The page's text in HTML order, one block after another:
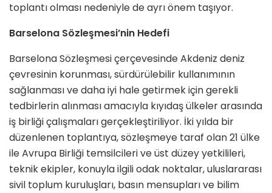
toplantı olması nedeniyle de ayrı önem taşıyor.
Barselona Sözleşmesi’nin Hedefi
Barselona Sözleşmesi çerçevesinde Akdeniz deniz
çevresinin korunması, sürdürülebilir kullanımının
sağlanması ve daha iyi hale getirmek için gerekli
tedbirlerin alınması amacıyla kıyıdaş ülkeler arasında
iş birliği çalışmaları gerçekleştiriliyor. İki yılda bir
düzenlenen toplantıya, sözleşmeye taraf olan 21 ülke
ile Avrupa Birliği temsilcileri ve üst düzey yetkilileri,
teknik ekipler, konuyla ilgili odak noktalar, uluslararası
sivil toplum kuruluşları, basın mensupları ve bilim